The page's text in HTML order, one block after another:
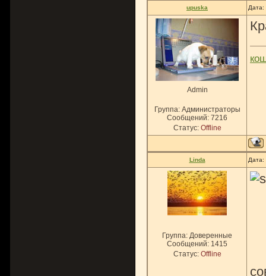
upuska
Admin
Группа: Администраторы
Сообщений: 7216
Статус: Offline
Linda
Группа: Доверенные
Сообщений: 1415
Статус: Offline